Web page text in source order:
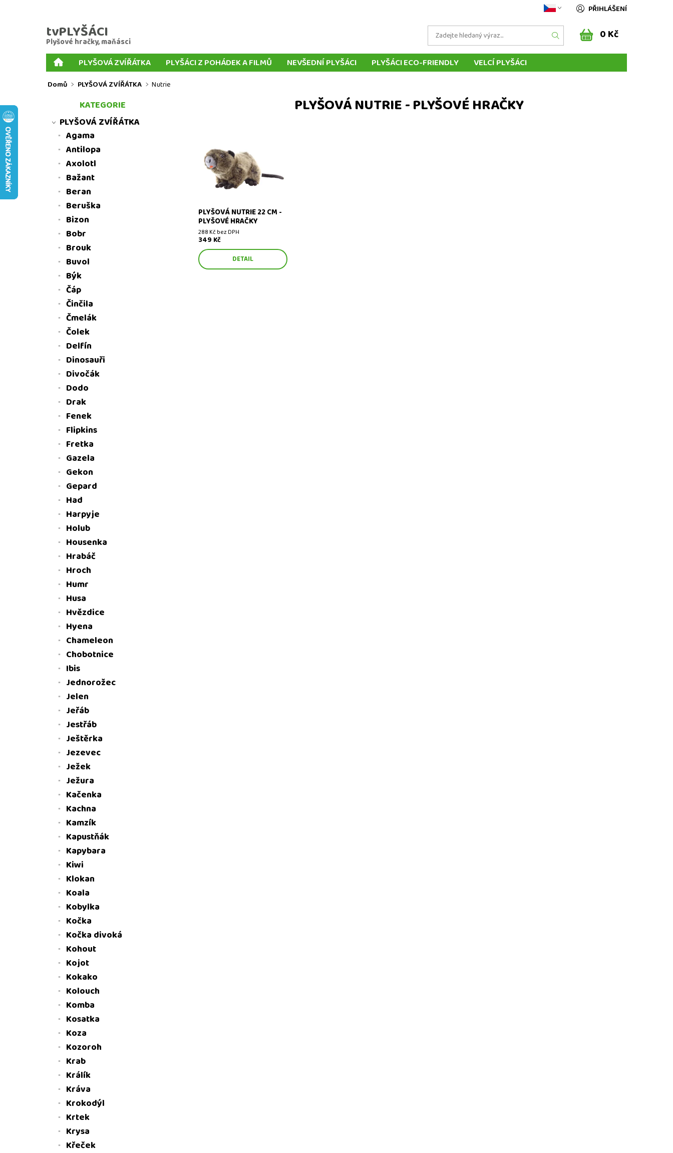
PŘIHLÁŠENÍ
tvPLYŠÁCI
Plyšové hračky, maňásci 0 Kč
PLYŠOVÁ ZVÍŘÁTKA PLYŠÁCI Z POHÁDEK A FILMŮ NEVŠEDNÍ PLYŠÁCI PLYŠÁCI ECO-FRIENDLY
VELCÍ PLYŠÁCI
PLYŠOVÉ KLÍČENKY
MNOŽSTEVNÍ SLEVY
Domů PLYŠOVÁ ZVÍŘÁTKA Nutrie
PLYŠOVÁ NUTRIE - PLYŠOVÉ HRAČKY
Plyšová nutrie 22 cm - plyšové
hračky
PLYŠOVÁ NUTRIE 22 CM -
PLYŠOVÉ HRAČKY
288 Kč bez DPH
349 Kč
DETAIL
KATEGORIE
PLYŠOVÁ ZVÍŘÁTKA
Agama
Antilopa
Axolotl
Bažant
Beran
Beruška
Bizon
Bobr
Brouk
Buvol
Býk
Čáp
Činčila
Čmelák
Čolek
Delfín
Dinosauři
Divočák
Dodo
Drak
Fenek
Flipkins
Fretka
Gazela
Gekon
Gepard
Had
Harpyje
Holub
Housenka
Hrabáč
Hroch
Humr
Husa
Hvězdice
Hyena
Chameleon
Chobotnice
Ibis
Jednorožec
Jelen
Jeřáb
Jestřáb
Ještěrka
Jezevec
Ježek
Ježura
Kačenka
Kachna
Kamzík
Kapustňák
Kapybara
Kiwi
Klokan
Koala
Kobylka
Kočka
Kočka divoká
Kohout
Kojot
Kokako
Kolouch
Komba
Kosatka
Koza
Kozoroh
Krab
Králík
Kráva
Krokodýl
Krtek
Krysa
Křeček